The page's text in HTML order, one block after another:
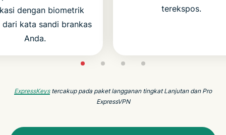
dengan biometrik
dari kata sandi brankas
Anda.
terekspos.
ExpressKeystercakup pada paket langganan tingkat Lanjutan dan Pro
ExpressVPN